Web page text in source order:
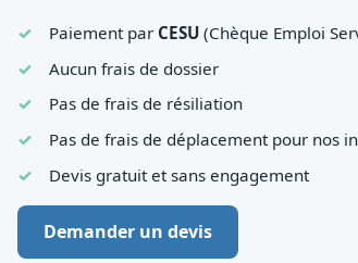
Paiement par CESU(Chèque Emploi
Aucun frais de dossier
Pas de frais de résiliation
Pas de frais de déplacement pour nos
Devis gratuit et sans engagement
Demander un devis